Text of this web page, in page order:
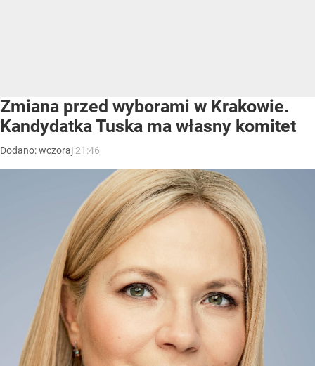
Zmiana przed wyborami w Krakowie.
Kandydatka Tuska ma własny komitet
Dodano:wczoraj 21:46